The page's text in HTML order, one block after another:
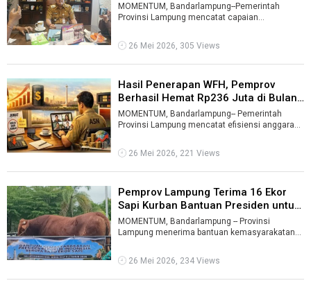
MOMENTUM, Bandarlampung--Pemerintah
Provinsi Lampung mencatat capaian
SMA Negeri ...
26 Mei 2026, 305 Views
Hasil Penerapan WFH, Pemprov
Berhasil Hemat Rp236 Juta di Bulan
M ...
MOMENTUM, Bandarlampung-- Pemerintah
Provinsi Lampung mencatat efisiensi anggaran
26 Mei 2026, 221 Views
Pemprov Lampung Terima 16 Ekor
Sapi Kurban Bantuan Presiden untuk
...
MOMENTUM, Bandarlampung -- Provinsi
Lampung menerima bantuan kemasyarakatan
Ra ...
26 Mei 2026, 234 Views